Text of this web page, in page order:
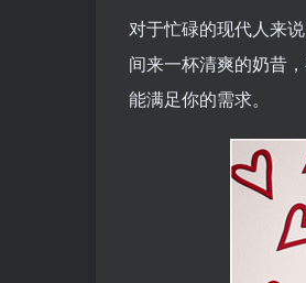
对于忙碌的现代人来
间来一杯清爽的奶昔
能满足你的需求。